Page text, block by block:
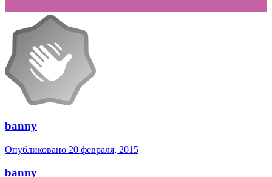
banny
Опубликовано 20 февраля, 2015
banny